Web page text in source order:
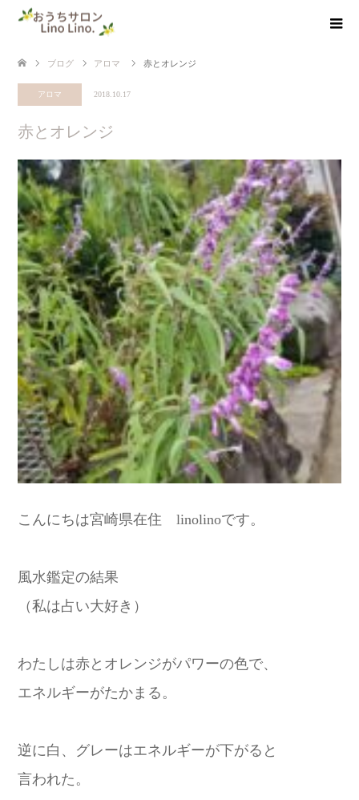
ブログ アロマ 赤とオレンジ
アロマ 2018.10.17
赤とオレンジ
こんにちは宮崎県在住 linolinoです。
風水鑑定の結果
（私は占い大好き）
わたしは赤とオレンジがパワーの色で、
エネルギーがたかまる。
逆に白、グレーはエネルギーが下がると
言われた。